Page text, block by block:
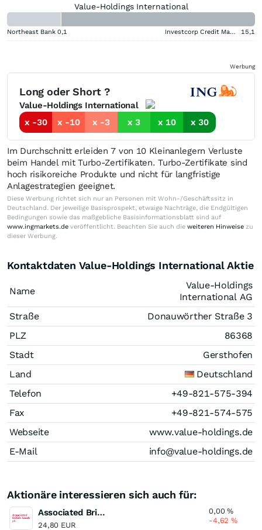
Value-Holdings International
Northeast Bank 0,1 Investcorp Credit Management BDC 15,1
Werbung
Long oder Short ?
Value-Holdings International
x -30
x -10 x -3 x 3 x 10 x 30
Im Durchschnitt erleiden 7 von 10 Kleinanlegern Verluste
beim Handel mit Turbo-Zertifikaten. Turbo-Zertifikate sind
hoch risikoreiche Produkte und nicht für langfristige
Anlagestrategien geeignet.
Diese Werbung richtet sich nur an Personen mit Wohn-/Geschäftssitz in
Deutschland. Der jeweilige Basisprospekt, etwaige Nachträge, die Endgültigen
Bedingungen sowie das maßgebliche Basisinformationsblatt sind auf
www.ingmarkets.de veröffentlicht. Beachten Sie auch die weiteren Hinweise zu
dieser Werbung.
Kontaktdaten Value-Holdings International Aktie
Name
Value-Holdings
International AG
Straße
Donauwörther Straße 3
PLZ
86368
Stadt
Gersthofen
Land
Deutschland
Telefon
+49-821-575-394
Fax
+49-821-574-575
Webseite
www.value-holdings.de
E-Mail
info@value-holdings.de
Aktionäre interessieren sich auch für:
Associated British Foods
24,80 EUR
0,00%
-4,62%